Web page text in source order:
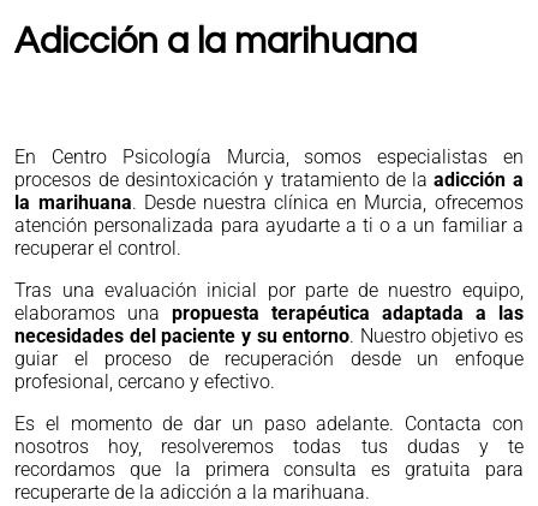
Adicción a la marihuana
En Centro Psicología Murcia, somos especialistas en
procesos de desintoxicación y tratamiento de laadicción a
la marihuana. Desde nuestra clínica en Murcia, ofrecemos
atención personalizada para ayudarte a ti o a un familiar a
recuperar el control.
Tras una evaluación inicial por parte de nuestro equipo,
elaboramos unapropuesta terapéutica adaptada a las
necesidades del paciente y su entorno. Nuestro objetivo es
guiar el proceso de recuperación desde un enfoque
profesional, cercano y efectivo.
Es el momento de dar un paso adelante. Contacta con
nosotros hoy, resolveremos todas tus dudas y te
recordamos que la primera consulta es gratuita para
recuperarte de la adicción a la marihuana.